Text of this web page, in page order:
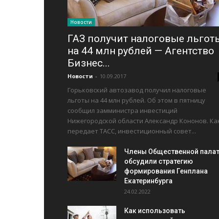
Новости
ГАЗ получит налоговые
на 44 млн рублей — Агентство
Бизнес...
Новости - 10.09.2017
Горьковский автозавод получил налоговые
льготы на 44 млн рублей. Об этом в пятницу
сообщил замминистра инвестиций
Нижегородской области Александр Кононов.
передает ТАСС, инвестиционный совет...
Члены Общественной
обсудили стратегию
формирования Генплана
Екатеринбурга
24.02.2022
Как использовать